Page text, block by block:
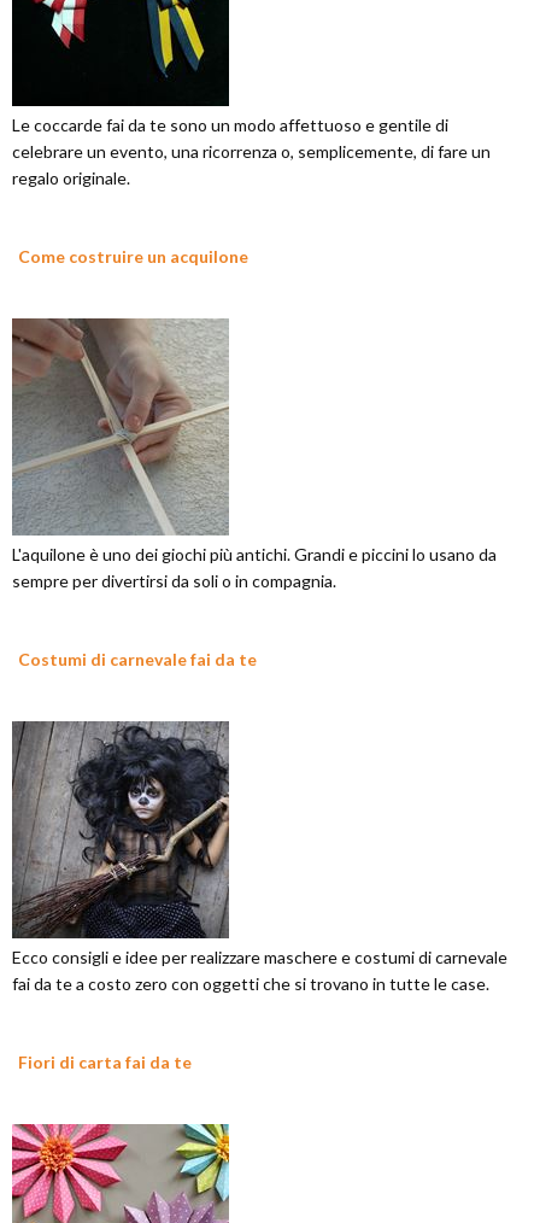
Le coccarde fai da te sono un modo affettuoso e gentile di
celebrare un evento, una ricorrenza o, semplicemente, di fare un
regalo originale.
Come costruire un acquilone
L'aquilone è uno dei giochi più antichi. Grandi e piccini lo usano da
sempre per divertirsi da soli o in compagnia.
Costumi di carnevale fai da te
Ecco consigli e idee per realizzare maschere e costumi di carnevale
fai da te a costo zero con oggetti che si trovano in tutte le case.
Fiori di carta fai da te